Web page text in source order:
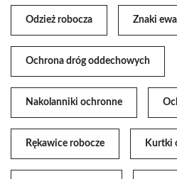
Odzież robocza Znaki
Ochrona dróg oddechowych
Nakolanniki ochronne
Rękawice robocze Kurtki